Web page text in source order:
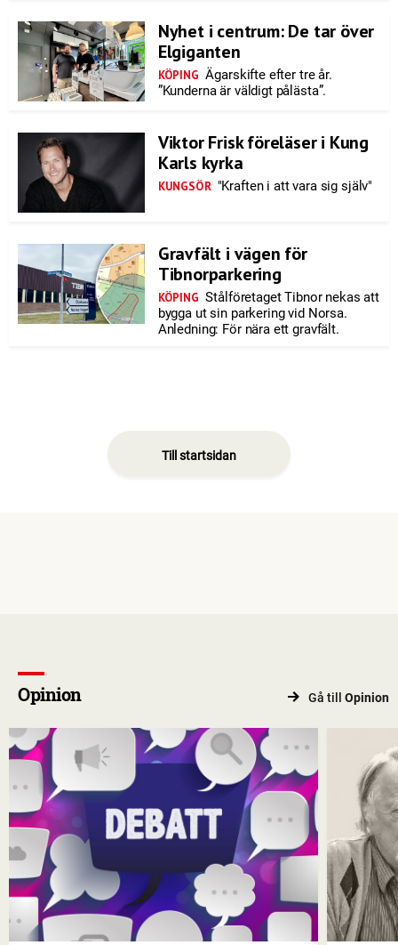
Nyhet i centrum: De tar över
Elgiganten
KÖPING Ägarskifte efter tre år.
”Kunderna är väldigt pålästa”.
Viktor Frisk föreläser i Kung
Karls kyrka
KUNGSÖR "Kraften i att vara sig själv"
Gravfält i vägen för
Tibnorparkering
KÖPING Stålföretaget Tibnor nekas att
bygga ut sin parkering vid Norsa.
Anledning: För nära ett gravfält.
Till startsidan
Opinion Gå till Opinion